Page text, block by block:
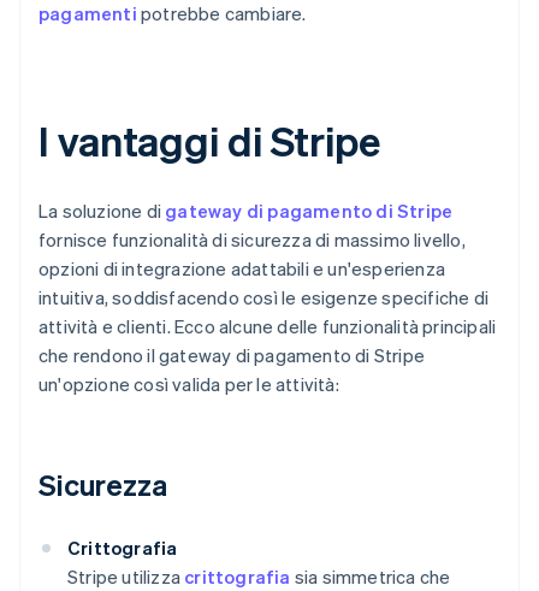
pagamenti potrebbe cambiare.
I vantaggi di Stripe
La soluzione di gateway di pagamento di Stripe
fornisce funzionalità di sicurezza di massimo livello,
opzioni di integrazione adattabili e un'esperienza
intuitiva, soddisfacendo così le esigenze specifiche di
attività e clienti. Ecco alcune delle funzionalità principali
che rendono il gateway di pagamento di Stripe
un'opzione così valida per le attività:
Sicurezza
Crittografia
Stripe utilizza crittografia sia simmetrica che